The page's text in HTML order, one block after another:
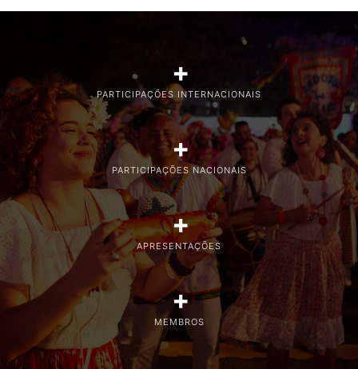
PARTICIPAÇÕES INTERNACIONAIS
+
PARTICIPAÇÕES NACIONAIS
+
APRESENTAÇÕES
+
MEMBROS
+